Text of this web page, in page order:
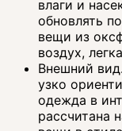
влаги и
обновлять
вещи из
воздух,
Внешний
узко
одежда в
рассчитана